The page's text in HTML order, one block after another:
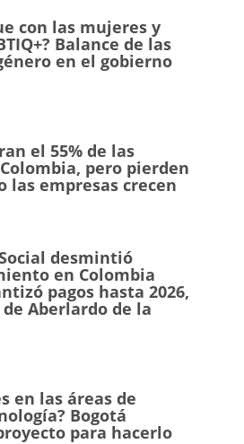
con las mujeres y
Balance de las
en el gobierno
el 55% de las
pero pierden
las empresas crecen
desmintió
en Colombia
pagos hasta 2026,
Aberlardo de la
en las áreas de
Bogotá
para hacerlo